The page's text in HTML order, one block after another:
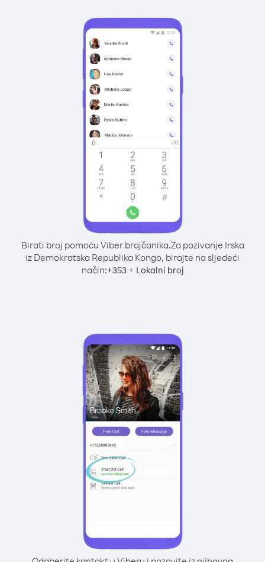
Birati broj pomoću Viber brojčanika.Za pozivanje Irska
iz Demokratska Republika Kongo, birajte na sljedeći
način:+353+ Lokalni broj